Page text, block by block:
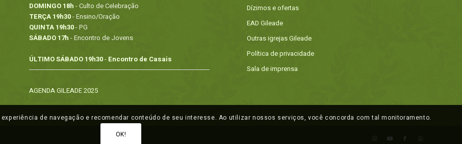
DOMINGO 18h - Culto de Celebração
TERÇA 19h30- Ensino/Oração
QUINTA 19h30- PG
SÁBADO 17h - Encontro de Jovens
ÚLTIMO SÁBADO 19h30- Encontro de Casais
AGENDA GILEADE 2025
Dízimos e ofertas
EAD Gileade
Outras igrejas Gileade
Política de privacidade
Sala de imprensa
de navegação e recomendar conteúdo de seu interesse. Ao utilizar nossos serviços, você concorda com tal monitoramento.
OK!